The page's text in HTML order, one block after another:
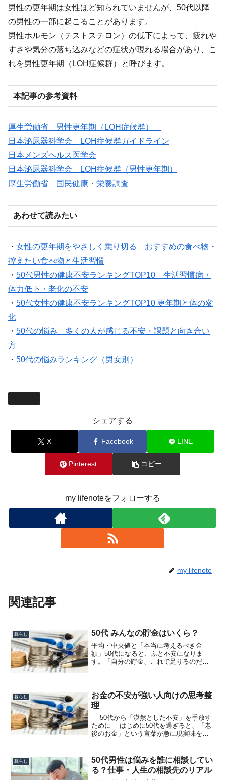
男性の更年期は女性ほど知られていませんが、50代以降
の男性の一部に起こることがあります。
男性ホルモン（テストステロン）の低下によって、疲れや
すさや気分の落ち込みなどの症状が現れる場合があり、こ
れを男性更年期（LOH症候群）と呼びます。
本記事の参考資料
厚生労働省 男性更年期（LOH症候群）
日本泌尿器科学会 LOH症候群ガイドライン
日本メンズヘルス医学会
日本泌尿器科学会 LOH症候群（男性更年期）
厚生労働省 国民健康・栄養調査
あわせて読みたい
・ 女性の更年期をやさしく乗り切る おすすめの食べ物・
控えたい食べ物と生活習慣
・ 50代男性の健康不安ランキングTOP10 生活習慣病・
体力低下・老化の不安
・ 50代女性の健康不安ランキングTOP10 更年期と体の変
化
・ 50代の悩み 多くの人が感じる不安・課題と向き合い
方
・ 50代の悩みランキング（男女別）
シェアする
X Facebook LINE
Pinterest コピー
my lifenoteをフォローする
my lifenote
関連記事
暮らし 50代 みんなの貯金はいくら？
平均・中央値と「本当に考えるべき金
額」50代になると、ふと不安になりま
す。「自分の貯金、これで足りるのだろ
ルになる。この記事では、5...
暮らし
お金の不安が強い人向けの思考整
理
― 50代から「漠然とした不安」を手放す
ために ―はじめに50代を過ぎると、「老
後のお金」という言葉が急に現実味を帯
や介護が必要になったらどうなる？特に
おひとり様の場合...
暮らし
50代男性は悩みを誰に相談してい
る？仕事・人生の相談先のリアル